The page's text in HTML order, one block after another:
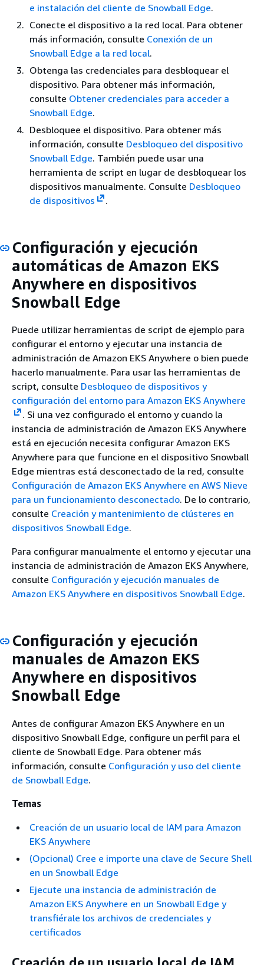
e instalación del cliente de Snowball Edge.
Conecte el dispositivo a la red local. Para obtener
más información, consulte Conexión de un
Snowball Edge a la red local.
Obtenga las credenciales para desbloquear el
dispositivo. Para obtener más información,
consulte Obtener credenciales para acceder a
Snowball Edge.
Desbloquee el dispositivo. Para obtener más
información, consulte Desbloqueo del dispositivo
Snowball Edge. También puede usar una
herramienta de script en lugar de desbloquear los
dispositivos manualmente. Consulte Desbloqueo
de dispositivos
.
Configuración y ejecución
automáticas de Amazon EKS
Anywhere en dispositivos
Snowball Edge
Puede utilizar herramientas de script de ejemplo para
configurar el entorno y ejecutar una instancia de
administración de Amazon EKS Anywhere o bien puede
hacerlo manualmente. Para usar las herramientas de
script, consulte Desbloqueo de dispositivos y
configuración del entorno para Amazon EKS Anywhere
. Si una vez configurado el entorno y cuando la
instancia de administración de Amazon EKS Anywhere
está en ejecución necesita configurar Amazon EKS
Anywhere para que funcione en el dispositivo Snowball
Edge mientras está desconectado de la red, consulte
Configuración de Amazon EKS Anywhere en AWS Nieve
para un funcionamiento desconectado. De lo contrario,
consulte Creación y mantenimiento de clústeres en
dispositivos Snowball Edge.
Para configurar manualmente el entorno y ejecutar una
instancia de administración de Amazon EKS Anywhere,
consulte Configuración y ejecución manuales de
Amazon EKS Anywhere en dispositivos Snowball Edge.
Configuración y ejecución
manuales de Amazon EKS
Anywhere en dispositivos
Snowball Edge
Antes de configurar Amazon EKS Anywhere en un
dispositivo Snowball Edge, configure un perfil para el
cliente de Snowball Edge. Para obtener más
información, consulte Configuración y uso del cliente
de Snowball Edge.
Temas
Creación de un usuario local de IAM para Amazon
EKS Anywhere
(Opcional) Cree e importe una clave de Secure Shell
en un Snowball Edge
Ejecute una instancia de administración de
Amazon EKS Anywhere en un Snowball Edge y
transfiérale los archivos de credenciales y
certificados